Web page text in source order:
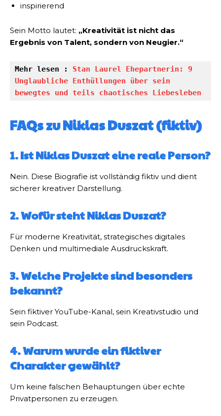
inspirierend
Sein Motto lautet: „Kreativität ist nicht das
Ergebnis von Talent, sondern von Neugier.“
Mehr lesen : Stan Laurel Ehepartnerin: 9
Unglaubliche Enthüllungen über sein
bewegtes und teils chaotisches Liebesleben
FAQs zu Niklas Duszat (fiktiv)
1. Ist Niklas Duszat eine reale Person?
Nein. Diese Biografie ist vollständig fiktiv und dient
sicherer kreativer Darstellung.
2. Wofür steht Niklas Duszat?
Für moderne Kreativität, strategisches digitales
Denken und multimediale Ausdruckskraft.
3. Welche Projekte sind besonders
bekannt?
Sein fiktiver YouTube-Kanal, sein Kreativstudio und
sein Podcast.
4. Warum wurde ein fiktiver
Charakter gewählt?
Um keine falschen Behauptungen über echte
Privatpersonen zu erzeugen.